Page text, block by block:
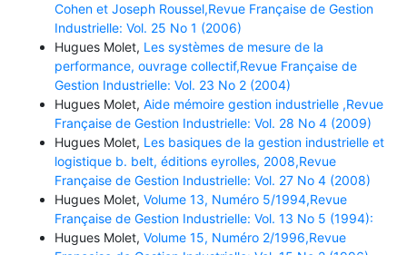
Cohen et Joseph Roussel,Revue Française de Gestion
Industrielle: Vol. 25 No 1 (2006)
Hugues Molet, Les systèmes de mesure de la
performance, ouvrage collectif,Revue Française de
Gestion Industrielle: Vol. 23 No 2 (2004)
Hugues Molet, Aide mémoire gestion industrielle ,Revue
Française de Gestion Industrielle: Vol. 28 No 4 (2009)
Hugues Molet, Les basiques de la gestion industrielle et
logistique b. belt, éditions eyrolles, 2008,Revue
Française de Gestion Industrielle: Vol. 27 No 4 (2008)
Hugues Molet, Volume 13, Numéro 5/1994,Revue
Française de Gestion Industrielle: Vol. 13 No 5 (1994):
Hugues Molet, Volume 15, Numéro 2/1996,Revue